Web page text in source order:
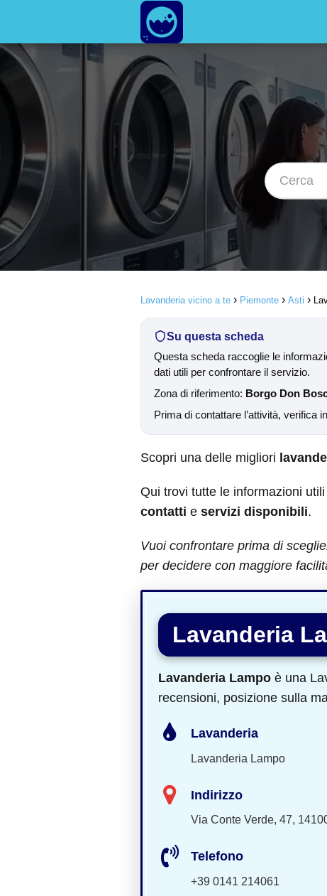
Lavanderia vicino a te Piemonte Asti
Su questa scheda
Questa scheda raccoglie le
dati utili per confrontare il servizio.
Zona di riferimento: Borgo Don
Prima di contattare l’attività, verifica
Scopri una delle migliori
Qui trovi tutte le informazioni
contatti e servizi disponibili.
Vuoi confrontare prima di
per decidere con maggiore
Lavanderia
Lavanderia Lampo è una
recensioni, posizione sulla
Lavanderia
Lavanderia Lampo
Indirizzo
Via Conte Verde, 47,
Telefono
+39 0141 214061